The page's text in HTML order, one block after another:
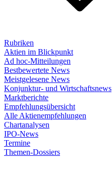
Rubriken
Aktien im Blickpunkt
Ad hoc-Mitteilungen
Bestbewertete News
Meistgelesene News
Konjunktur- und Wirtschaftsnews
Marktberichte
Empfehlungsübersicht
Alle Aktienempfehlungen
Chartanalysen
IPO-News
Termine
Themen-Dossiers